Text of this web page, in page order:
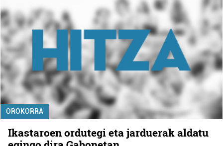
OROKORRA
Ikastaroen ordutegi eta jarduerak aldatu